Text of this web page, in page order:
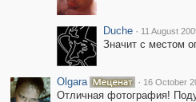
Duche · 11 August
Значит с местом
Olgara · 16 October
Отличная фотография!